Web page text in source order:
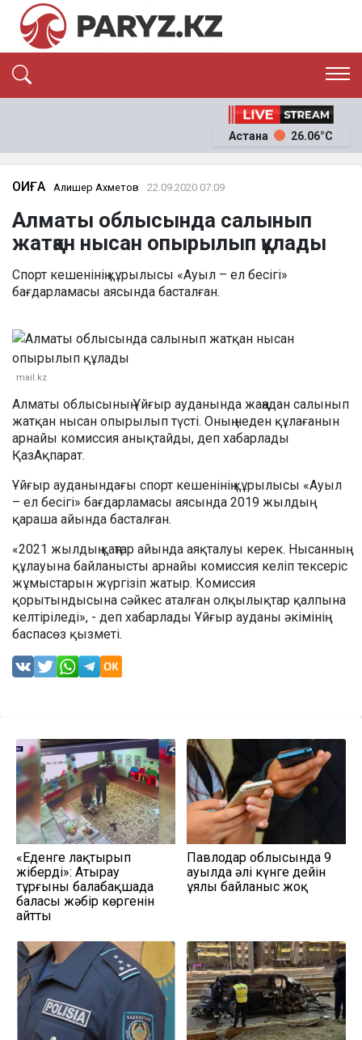
ЭКОНОМИКА
ОҚИҒА
News
Астана 26.06°C
ОҚИҒА Алишер Ахметов 22.09.2020 07:09
Алматы облысында салынып
жатқан нысан опырылып құлады
Спорт кешенінің құрылысы «Ауыл – ел бесігі»
бағдарламасы аясында басталған.
mail.kz
Алматы облысының Ұйғыр ауданында жаңадан салынып
жатқан нысан опырылып түсті. Оның неден құлағанын
арнайы комиссия анықтайды, деп хабарлады
ҚазАқпарат.
Ұйғыр ауданындағы спорт кешенінің құрылысы «Ауыл
– ел бесігі» бағдарламасы аясында 2019 жылдың
қараша айында басталған.
«2021 жылдың қаңтар айында аяқталуы керек. Нысанның
құлауына байланысты арнайы комиссия келіп тексеріс
жұмыстарын жүргізіп жатыр. Комиссия
қорытындысына сәйкес аталған олқылықтар қалпына
келтіріледі», - деп хабарлады Ұйғыр ауданы әкімінің
баспасөз қызметі.
«Еденге лақтырып
жіберді»: Атырау
тұрғыны балабақшада
баласы жәбір көргенін
айтты
Павлодар облысында 9
ауылда әлі күнге дейін
ұялы байланыс жоқ